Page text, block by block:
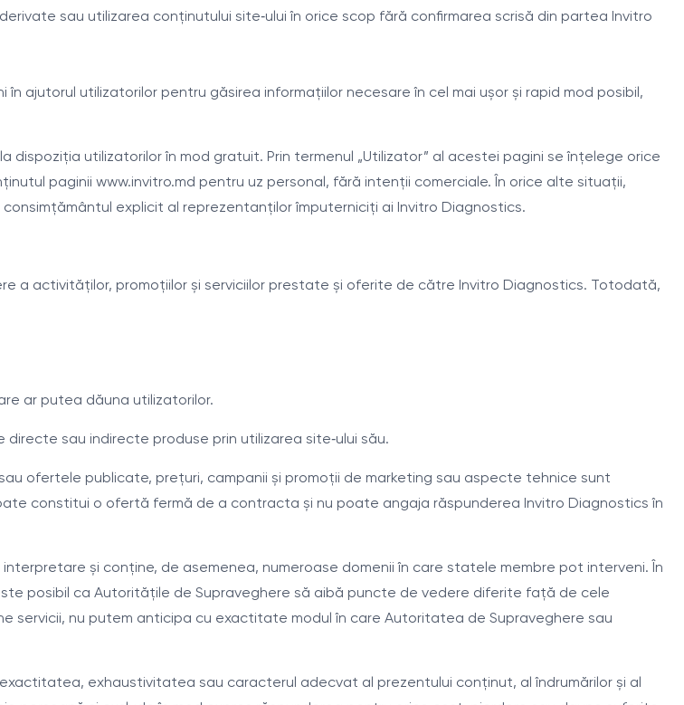
sau utilizarea conținutului site‑ului în orice scop fără confirmarea scrisă din partea Invitro
ajutorul utilizatorilor pentru găsirea informațiilor necesare în cel mai ușor și rapid mod posibil,
utilizatorilor în mod gratuit. Prin termenul „Utilizator” al acestei pagini se înțelege orice
paginii www.invitro.md pentru uz personal, fără intenții comerciale. În orice alte situații,
explicit al reprezentanților împuterniciți ai Invitro Diagnostics.
a activităților, promoțiilor și serviciilor prestate și oferite de către Invitro Diagnostics. Totodată,
ar putea dăuna utilizatorilor.
sau indirecte produse prin utilizarea site‑ului său.
ofertele publicate, prețuri, campanii și promoții de marketing sau aspecte tehnice sunt
constitui o ofertă fermă de a contracta și nu poate angaja răspunderea Invitro Diagnostics în
și conține, de asemenea, numeroase domenii în care statele membre pot interveni. În
posibil ca Autoritățile de Supraveghere să aibă puncte de vedere diferite față de cele
servicii, nu putem anticipa cu exactitate modul în care Autoritatea de Supraveghere sau
exhaustivitatea sau caracterul adecvat al prezentului conținut, al îndrumărilor și al